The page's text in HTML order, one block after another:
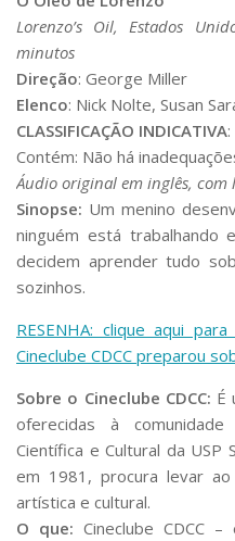
Museus e Espaços
Bibliotecas
Apoio ao Estudante
Segurança, Trânsito e
RH, Administrativo e
Outros serviços
Comunicação
Assessorias e Mídias
Aplicativos e Sites
Jornal da USP
Agenda de Eventos
Defesa de Teses
Lorenzo’s Oil, Estados
minutos
Direção: George Miller
Elenco: Nick Nolte, Susan
CLASSIFICAÇÃO INDICATIVA
Contém: Não há
Áudio original em inglês, com
Sinopse: Um menino
ninguém está trabalhando
decidem aprender tudo
sozinhos.
RESENHA: clique aqui
Cineclube CDCC preparou
Sobre o Cineclube CDCC: É
oferecidas à
Científica e Cultural da USP
em 1981, procura levar
artística e cultural.
O que: Cineclube CDCC